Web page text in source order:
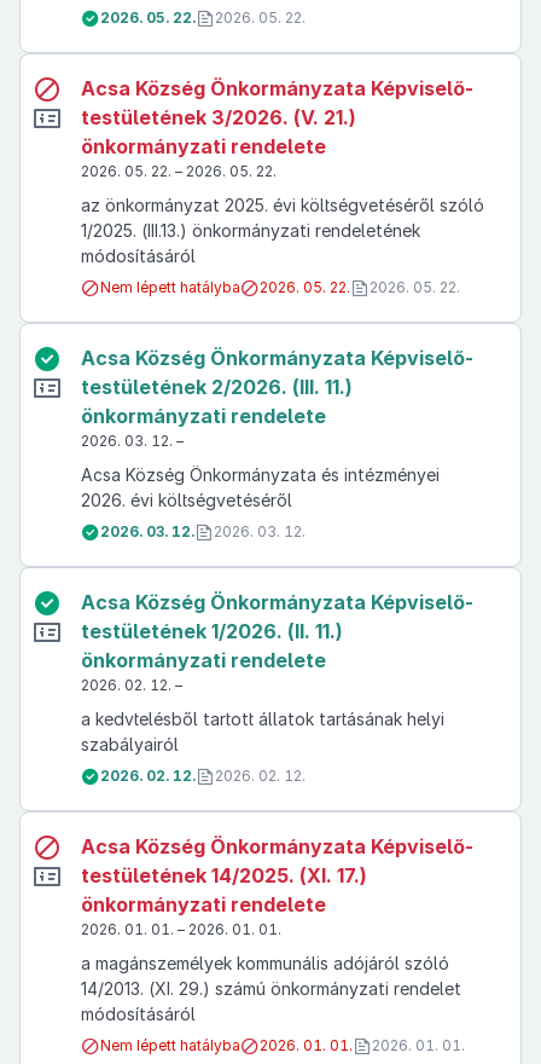
2026. 05. 22. 2026. 05. 22.
Acsa Község Önkormányzata Képviselő-
testületének 3/2026. (V. 21.)
önkormányzati rendelete
2026. 05. 22. – 2026. 05. 22.
az önkormányzat 2025. évi költségvetéséről szóló
1/2025. (III.13.) önkormányzati rendeletének
módosításáról
Nem lépett hatályba 2026. 05. 22. 2026. 05. 22.
Acsa Község Önkormányzata Képviselő-
testületének 2/2026. (III. 11.)
önkormányzati rendelete
2026. 03. 12. –
Acsa Község Önkormányzata és intézményei
2026. évi költségvetéséről
2026. 03. 12. 2026. 03. 12.
Acsa Község Önkormányzata Képviselő-
testületének 1/2026. (II. 11.)
önkormányzati rendelete
2026. 02. 12. –
a kedvtelésből tartott állatok tartásának helyi
szabályairól
2026. 02. 12. 2026. 02. 12.
Acsa Község Önkormányzata Képviselő-
testületének 14/2025. (XI. 17.)
önkormányzati rendelete
2026. 01. 01. – 2026. 01. 01.
a magánszemélyek kommunális adójáról szóló
14/2013. (XI. 29.) számú önkormányzati rendelet
módosításáról
Nem lépett hatályba 2026. 01. 01. 2026. 01. 01.